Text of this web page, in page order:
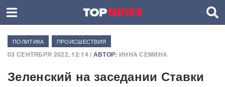
ПОЛИТИКА ПРОИСШЕСТВИЯ
03 СЕНТЯБРЯ 2022, 12:14 | АВТОР: ИННА СЕМИНА
Зеленский на заседании Ставки